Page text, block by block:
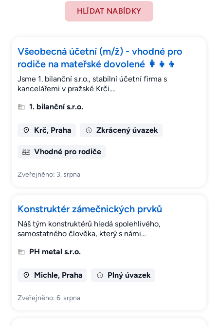
HLÍDAT NABÍDKY
Všeobecná účetní (m/ž) - vhodné pro
rodiče na mateřské dovolené 👩‍👧‍👦
Jsme 1. bilanční s.r.o., stabilní účetní firma s
kancelářemi v pražské Krči.…
1. bilanční s.r.o.
Krč, Praha Zkrácený úvazek
Vhodné pro rodiče
Zveřejněno: 3. srpna
Konstruktér zámečnických prvků
Náš tým konstruktérů hledá spolehlivého,
samostatného člověka, který s námi…
PH metal s.r.o.
Michle, Praha Plný úvazek
Zveřejněno: 6. srpna